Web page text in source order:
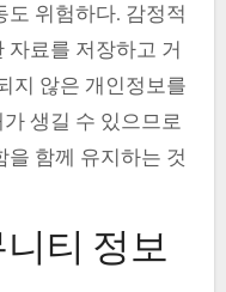
도 위험하다. 감정적
자료를 저장하고 거
지 않은 개인정보를
생길 수 있으므로
을 함께 유지하는 것
티 정보